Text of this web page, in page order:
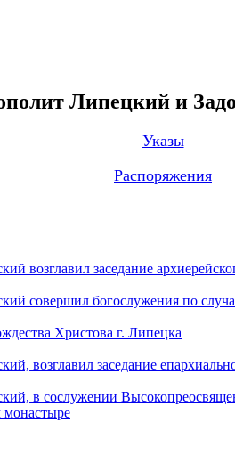
Липецкий и
Указы
Распоряжения
возглавил заседание
совершил богослужения по
Христова г. Липецка
возглавил заседание
в сослужении
монастыре